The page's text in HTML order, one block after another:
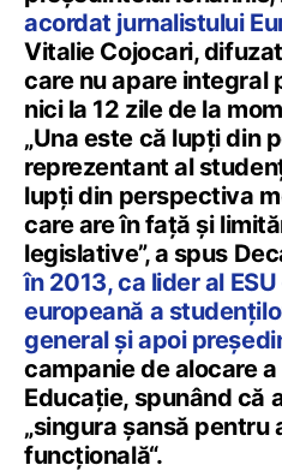
acordat jurnalistului
Vitalie Cojocari,
care nu apare integral
nici la 12 zile de la
„Una este că lupți din
reprezentant al
lupți din perspectiva
care are în față și
legislative”, a spus
în 2013, ca lider al
europeană a
general și apoi
campanie de alocare
Educație, spunând că
„singura șansă pentru
funcțională“.